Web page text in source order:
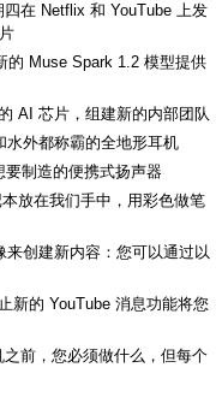
在 Netflix 和 YouTube 上发
的 Muse Spark 1.2 模型提供
AI 芯片，组建新的内部团队
水外都称霸的全地形耳机
制造的便携式扬声器
放在我们手中，用彩色做笔
创建新内容：您可以通过以
新的 YouTube 消息功能将您
前，您必须做什么，但每个